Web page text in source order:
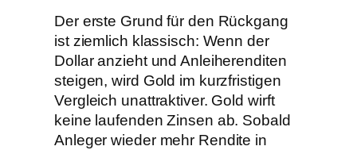
Der erste Grund für den Rückgang
ist ziemlich klassisch: Wenn der
Dollar anzieht und Anleiherenditen
steigen, wird Gold im kurzfristigen
Vergleich unattraktiver. Gold wirft
keine laufenden Zinsen ab. Sobald
Anleger wieder mehr Rendite in